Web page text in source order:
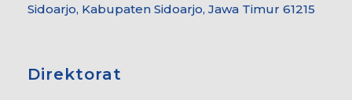
Sidoarjo, Kabupaten Sidoarjo, Jawa Timur 61215
Direktorat